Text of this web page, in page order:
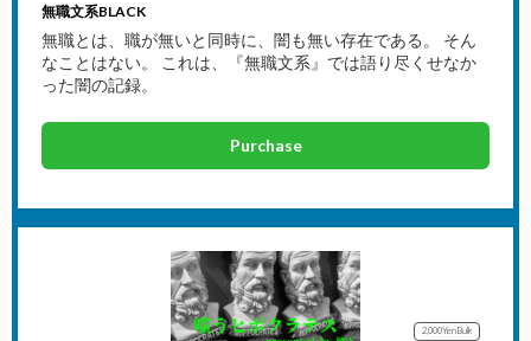
無職文系BLACK
無職とは、職が無いと同時に、闇も無い存在である。 そん
なことはない。 これは、『無職文系』では語り尽くせなか
った闇の記録。
Purchase
2,000YenBulk